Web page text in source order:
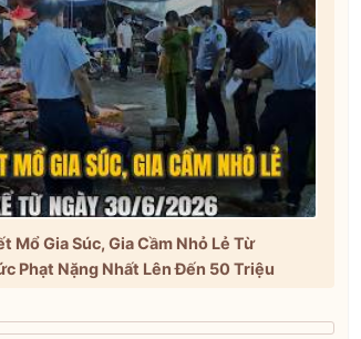
Mổ Gia Súc, Gia Cầm Nhỏ Lẻ Từ
Phạt Nặng Nhất Lên Đến 50 Triệu